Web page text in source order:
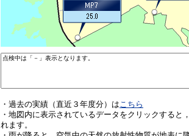
・過去の実績（直近３年度分）はこちら
・地図内に表示されているデータをクリックすると
れます。